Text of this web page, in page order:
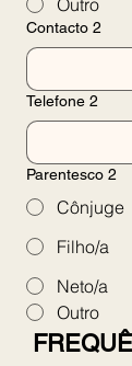
Outro
Contacto 2
Telefone 2
Parentesco 2
Cônjuge
Filho/a
Neto/a
Outro